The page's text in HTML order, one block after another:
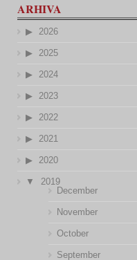
ARHIVA
2026
2025
2024
2023
2022
2021
2020
2019
December
November
October
September